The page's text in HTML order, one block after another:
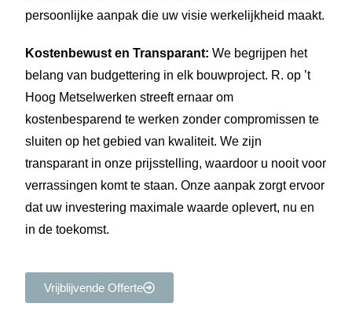
persoonlijke aanpak die uw visie werkelijkheid maakt.
Kostenbewust en Transparant:We begrijpen het
belang van budgettering in elk bouwproject. R. op ’t
Hoog Metselwerken streeft ernaar om
kostenbesparend te werken zonder compromissen te
sluiten op het gebied van kwaliteit. We zijn
transparant in onze prijsstelling, waardoor u nooit voor
verrassingen komt te staan. Onze aanpak zorgt ervoor
dat uw investering maximale waarde oplevert, nu en
in de toekomst.
Vrijblijvende Offerte